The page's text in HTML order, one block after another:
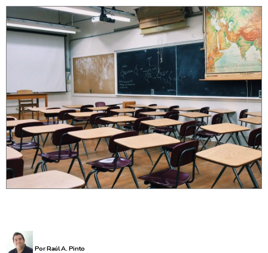
Por Raúl A. Pinto